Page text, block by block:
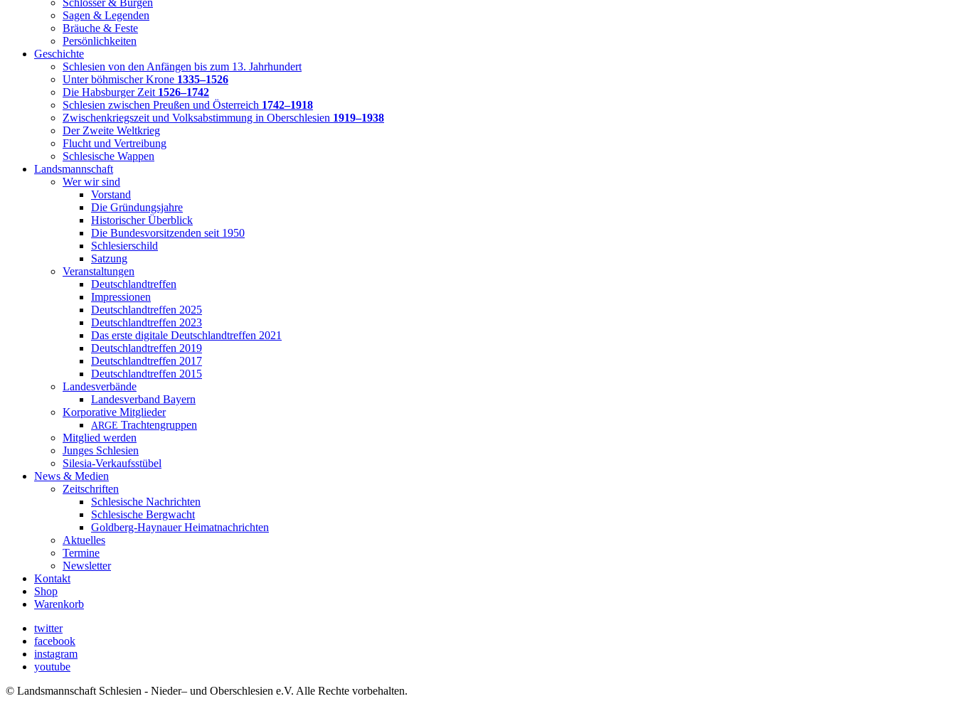
Schlösser & Burgen
Sagen & Legenden
Bräuche & Feste
Persönlichkeiten
Geschichte
Schlesien von den Anfängen bis zum 13. Jahrhundert
Unter böhmischer Krone 1335–1526
Die Habsburger Zeit 1526–1742
Schlesien zwischen Preußen und Österreich 1742–1918
Zwischenkriegszeit und Volksabstimmung in Oberschlesien 1919–1938
Der Zweite Weltkrieg
Flucht und Vertreibung
Schlesische Wappen
Landsmannschaft
Wer wir sind
Vorstand
Die Gründungsjahre
Historischer Überblick
Die Bundesvorsitzenden seit 1950
Schlesierschild
Satzung
Veranstaltungen
Deutschlandtreffen
Impressionen
Deutschlandtreffen 2025
Deutschlandtreffen 2023
Das erste digitale Deutschlandtreffen 2021
Deutschlandtreffen 2019
Deutschlandtreffen 2017
Deutschlandtreffen 2015
Landesverbände
Landesverband Bayern
Korporative Mitglieder
ARGE Trachtengruppen
Mitglied werden
Junges Schlesien
Silesia-Verkaufsstübel
News & Medien
Zeitschriften
Schlesische Nachrichten
Schlesische Bergwacht
Goldberg-Haynauer Heimatnachrichten
Aktuelles
Termine
Newsletter
Kontakt
Shop
Warenkorb
twitter
facebook
instagram
youtube
© Landsmannschaft Schlesien - Nieder– und Oberschlesien e.V. Alle Rechte vorbehalten.